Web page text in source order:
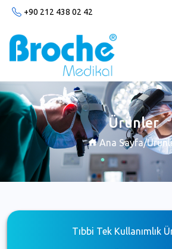
+90 212 438 02 42
Ürünler
Ana Sayfa/
Tıbbi Tek Kullanımlık